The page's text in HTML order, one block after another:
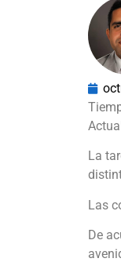
La
Las
De